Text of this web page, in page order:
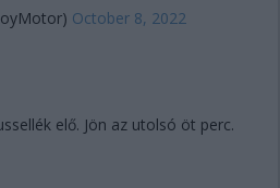
October 8, 2022
elő. Jön az utolsó öt perc.